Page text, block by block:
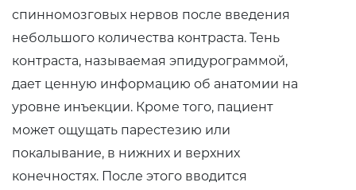
спинномозговых нервов после введения
небольшого количества контраста. Тень
контраста, называемая эпидурограммой,
дает ценную информацию об анатомии на
уровне инъекции. Кроме того, пациент
может ощущать парестезию или
покалывание, в нижних и верхних
конечностях. После этого вводится